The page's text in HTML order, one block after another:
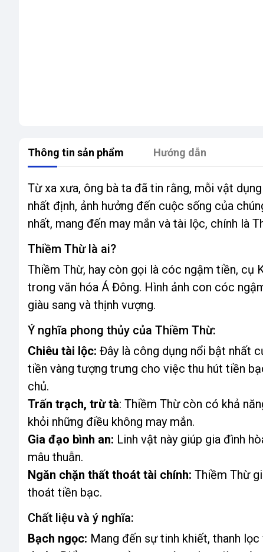
Thông tin sản phẩm Hướng dẫn
Từ xa xưa, ông bà ta đã tin rằng, mỗi vật
nhất định, ảnh hưởng đến cuộc sống của
nhất, mang đến may mắn và tài lộc, chính là
Thiềm Thừ là ai?
Thiềm Thừ, hay còn gọi là cóc ngậm tiền, cụ
trong văn hóa Á Đông. Hình ảnh con cóc
giàu sang và thịnh vượng.
Ý nghĩa phong thủy của Thiềm Thừ:
Chiêu tài lộc: Đây là công dụng nổi bật nhất
tiền vàng tượng trưng cho việc thu hút tiền
chủ.
Trấn trạch, trừ tà: Thiềm Thừ còn có khả
khỏi những điều không may mắn.
Gia đạo bình an: Linh vật này giúp gia đình
mâu thuẫn.
Ngăn chặn thất thoát tài chính: Thiềm Thừ
thoát tiền bạc.
Chất liệu và ý nghĩa:
Bạch ngọc: Mang đến sự tinh khiết, thanh lọc